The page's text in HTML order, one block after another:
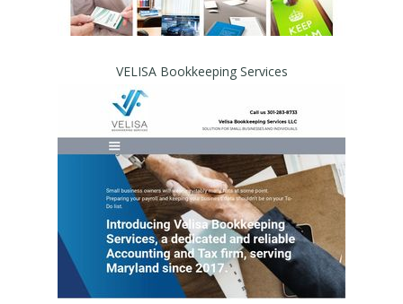
VELISA Bookkeeping Services